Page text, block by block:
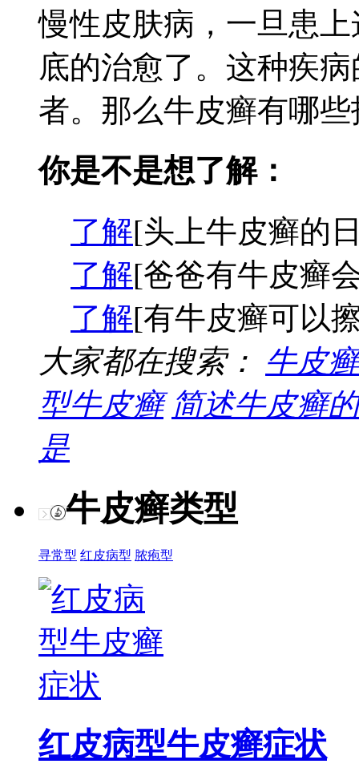
慢性皮肤病，一旦患
底的治愈了。这种疾
者。那么牛皮癣有哪
你是不是想了解：
了解[头上牛皮癣的
了解[爸爸有牛皮癣
了解[有牛皮癣可以
大家都在搜索： 牛皮
型牛皮癣 简述牛皮癣
是
牛皮癣类型
寻常型 红皮病型 脓疱型
红皮病型牛皮癣症状